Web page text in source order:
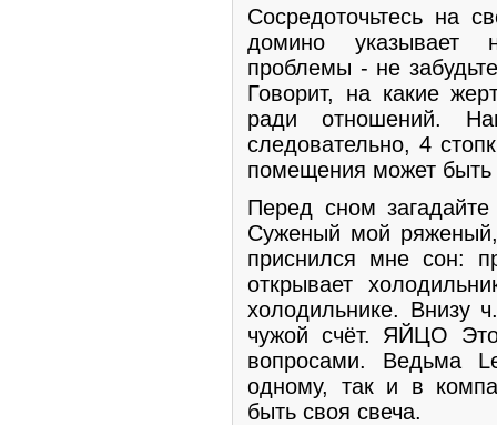
Сосредоточьтесь на
домино указывает
проблемы - не
Говорит, на какие
ради отношений.
следовательно, 4
помещения может быть
Перед сном
Суженый мой
приснился мне сон:
открывает
холодильнике. Внизу
чужой счёт. ЯЙЦО
вопросами. Ведьма
одному, так и в
быть своя свеча.